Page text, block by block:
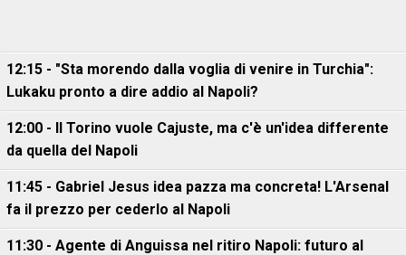
12:15 - "Sta morendo dalla voglia di venire in Turchia":
Lukaku pronto a dire addio al Napoli?
12:00 - Il Torino vuole Cajuste, ma c'è un'idea differente
da quella del Napoli
11:45 - Gabriel Jesus idea pazza ma concreta! L'Arsenal
fa il prezzo per cederlo al Napoli
11:30 - Agente di Anguissa nel ritiro Napoli: futuro al